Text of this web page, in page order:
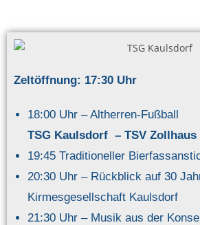
Zeltöffnung: 17:30 Uhr
18:00 Uhr – Altherren-Fußball
TSG Kaulsdorf – TSV Zollhaus
19:45 Traditioneller
20:30 Uhr – Rückblick auf 30
Kirmesgesellschaft Kaulsdorf
21:30 Uhr – Musik aus der